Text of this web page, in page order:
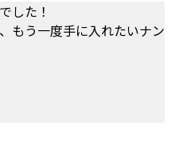
した！
もう一度手に入れたいナン